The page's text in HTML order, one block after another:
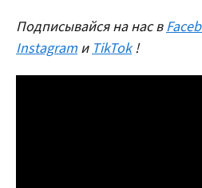
Подписывайся на нас в
Instagram и TikTok !